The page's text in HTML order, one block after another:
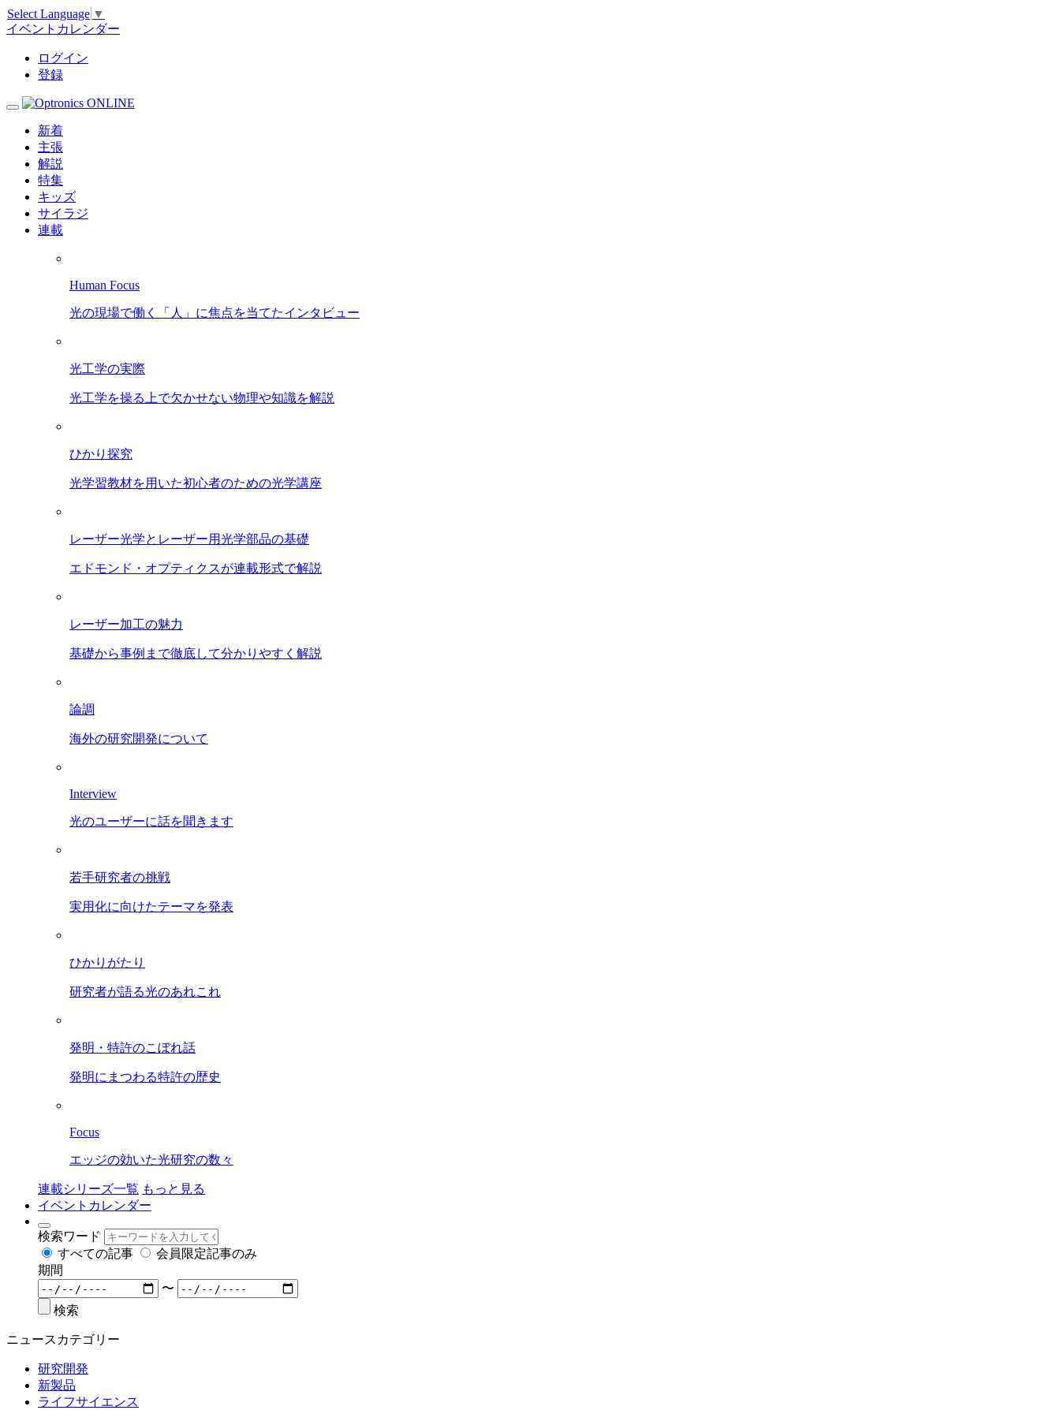
Select Language ▼
イベントカレンダー
ログイン
登録
新着
主張
解説
特集
キッズ
サイラジ
連載
Human Focus
光の現場で働く「人」に焦点を当てたインタビュー
光工学の実際
光工学を操る上で欠かせない物理や知識を解説
ひかり探究
光学習教材を用いた初心者のための光学講座
レーザー光学とレーザー用光学部品の基礎
エドモンド・オプティクスが連載形式で解説
レーザー加工の魅力
基礎から事例まで徹底して分かりやすく解説
論調
海外の研究開発について
Interview
光のユーザーに話を聞きます
若手研究者の挑戦
実用化に向けたテーマを発表
ひかりがたり
研究者が語る光のあれこれ
発明・特許のこぼれ話
発明にまつわる特許の歴史
Focus
エッジの効いた光研究の数々
連載シリーズ一覧 もっと見る
イベントカレンダー
検索ワード
すべての記事
会員限定記事のみ
期間
〜
検索
ニュースカテゴリー
研究開発
新製品
ライフサイエンス